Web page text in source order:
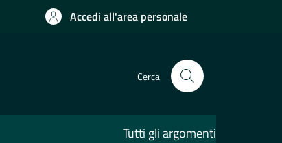
Accedi all'area personale
Cerca
Tutti gli argomenti